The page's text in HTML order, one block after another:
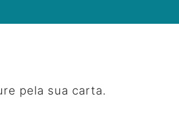
pela sua carta.